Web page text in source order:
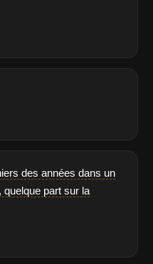
des années dans un
part sur la